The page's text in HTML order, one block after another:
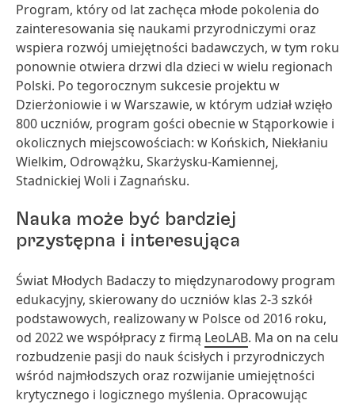
Program, który od lat zachęca młode pokolenia do
zainteresowania się naukami przyrodniczymi oraz
wspiera rozwój umiejętności badawczych, w tym roku
ponownie otwiera drzwi dla dzieci w wielu regionach
Polski. Po tegorocznym sukcesie projektu w
Dzierżoniowie i w Warszawie, w którym udział wzięło
800 uczniów, program gości obecnie w Stąporkowie i
okolicznych miejscowościach: w Końskich, Niekłaniu
Wielkim, Odrowążku, Skarżysku-Kamiennej,
Stadnickiej Woli i Zagnańsku.
Nauka może być bardziej
przystępna i interesująca
Świat Młodych Badaczy to międzynarodowy program
edukacyjny, skierowany do uczniów klas 2-3 szkół
podstawowych, realizowany w Polsce od 2016 roku,
od 2022 we współpracy z firmą LeoLAB. Ma on na celu
rozbudzenie pasji do nauk ścisłych i przyrodniczych
wśród najmłodszych oraz rozwijanie umiejętności
krytycznego i logicznego myślenia. Opracowując